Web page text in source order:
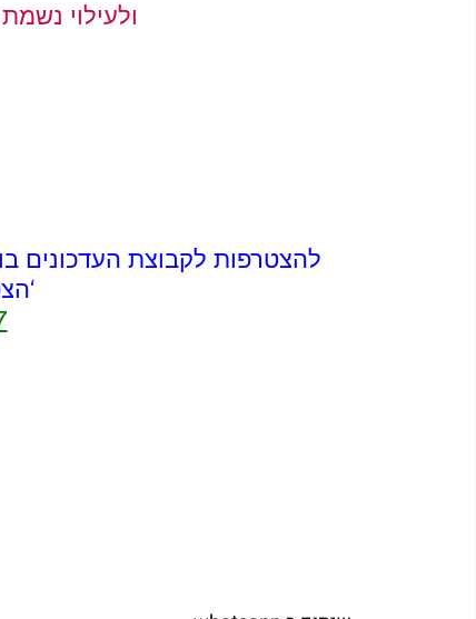
ולעילוי
להצטרפות לקבוצת העדכונים